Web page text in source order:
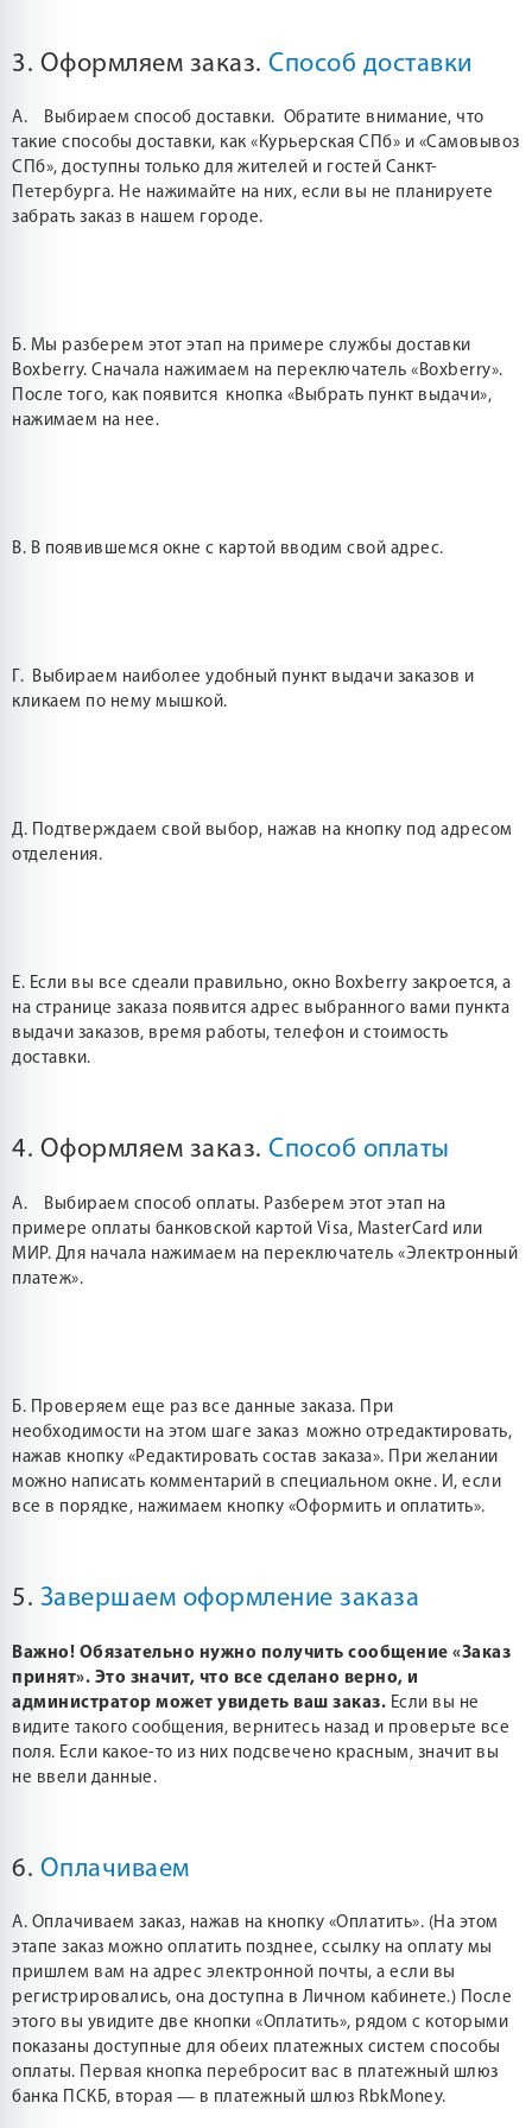
3. Оформляем заказ. Способ доставки
А. Выбираем способ доставки. Обратите внимание, что
такие способы доставки, как «Курьерская СПб» и «Самовывоз
СПб», доступны только для жителей и гостей Санкт-
Петербурга. Не нажимайте на них, если вы не планируете
забрать заказ в нашем городе.
Б. Мы разберем этот этап на примере службы доставки
Boxberry. Сначала нажимаем на переключатель «Boxberry».
После того, как появится кнопка «Выбрать пункт выдачи»,
нажимаем на нее.
В. В появившемся окне с картой вводим свой адрес.
Г. Выбираем наиболее удобный пункт выдачи заказов и
кликаем по нему мышкой.
Д. Подтверждаем свой выбор, нажав на кнопку под адресом
отделения.
Е. Если вы все сдеали правильно, окно Boxberry закроется, а
на странице заказа появится адрес выбранного вами пункта
выдачи заказов, время работы, телефон и стоимость
доставки.
4. Оформляем заказ. Способ оплаты
А. Выбираем способ оплаты. Разберем этот этап на
примере оплаты банковской картой Visa, MasterCard или
МИР. Для начала нажимаем на переключатель «Электронный
платеж».
Б. Проверяем еще раз все данные заказа. При
необходимости на этом шаге заказ можно отредактировать,
нажав кнопку «Редактировать состав заказа». При желании
можно написать комментарий в специальном окне. И, если
все в порядке, нажимаем кнопку «Оформить и оплатить».
5. Завершаем оформление заказа
Важно! Обязательно нужно получить сообщение «Заказ
принят». Это значит, что все сделано верно, и
администратор может увидеть ваш заказ. Если вы не
видите такого сообщения, вернитесь назад и проверьте все
поля. Если какое-то из них подсвечено красным, значит вы
не ввели данные.
6. Оплачиваем
А. Оплачиваем заказ, нажав на кнопку «Оплатить». (На этом
этапе заказ можно оплатить позднее, ссылку на оплату мы
пришлем вам на адрес электронной почты, а если вы
регистрировались, она доступна в Личном кабинете.) После
этого вы увидите две кнопки «Оплатить», рядом с которыми
показаны доступные для обеих платежных систем способы
оплаты. Первая кнопка перебросит вас в платежный шлюз
банка ПСКБ, вторая — в платежный шлюз RbkMoney.